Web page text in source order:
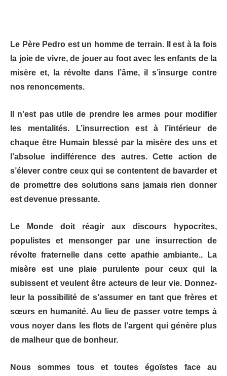
Le Père Pedro est un homme de terrain. Il est à la fois
la joie de vivre, de jouer au foot avec les enfants de la
misère et, la révolte dans l’âme, il s’insurge contre
nos renoncements.
Il n’est pas utile de prendre les armes pour modifier
les mentalités. L’insurrection est à l’intérieur de
chaque être Humain blessé par la misère des uns et
l’absolue indifférence des autres. Cette action de
s’élever contre ceux qui se contentent de bavarder et
de promettre des solutions sans jamais rien donner
est devenue pressante.
Le Monde doit réagir aux discours hypocrites,
populistes et mensonger par une insurrection de
révolte fraternelle dans cette apathie ambiante.. La
misère est une plaie purulente pour ceux qui la
subissent et veulent être acteurs de leur vie. Donnez-
leur la possibilité de s’assumer en tant que frères et
sœurs en humanité. Au lieu de passer votre temps à
vous noyer dans les flots de l’argent qui génère plus
de malheur que de bonheur.
Nous sommes tous et toutes égoïstes face au